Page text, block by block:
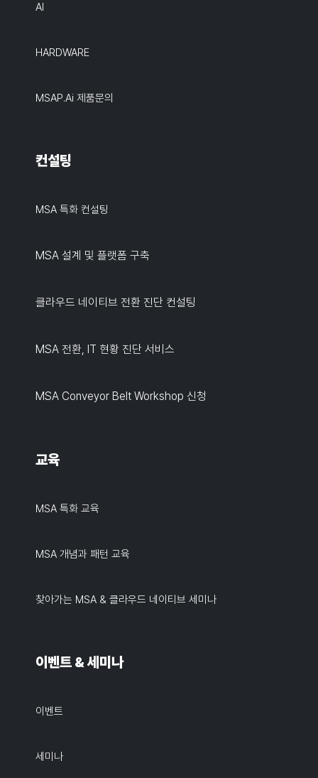
AI
HARDWARE
MSAP.ai 제품문의
컨설팅
MSA 특화 컨설팅
MSA 설계 및 플랫폼 구축
클라우드 네이티브 전환 진단 컨설팅
MSA 전환, IT 현황 진단 서비스
MSA Conveyor Belt Workshop 신청
교육
MSA 특화 교육
MSA 개념과 패턴 교육
찾아가는 MSA & 클라우드 네이티브 세미나
이벤트 & 세미나
이벤트
세미나